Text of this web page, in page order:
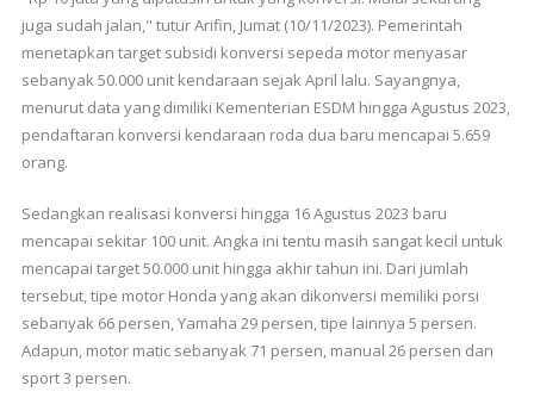
juga sudah jalan," tutur Arifin, Jumat (10/11/2023). Pemerintah
menetapkan target subsidi konversi sepeda motor menyasar
sebanyak 50.000 unit kendaraan sejak April lalu. Sayangnya,
menurut data yang dimiliki Kementerian ESDM hingga Agustus 2023,
pendaftaran konversi kendaraan roda dua baru mencapai 5.659
orang.
Sedangkan realisasi konversi hingga 16 Agustus 2023 baru
mencapai sekitar 100 unit. Angka ini tentu masih sangat kecil untuk
mencapai target 50.000 unit hingga akhir tahun ini. Dari jumlah
tersebut, tipe motor Honda yang akan dikonversi memiliki porsi
sebanyak 66 persen, Yamaha 29 persen, tipe lainnya 5 persen.
Adapun, motor matic sebanyak 71 persen, manual 26 persen dan
sport 3 persen.